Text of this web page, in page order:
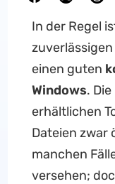
In der Regel
einen guten
Windows.
erhältlichen
Dateien zwar
manchen
versehen;